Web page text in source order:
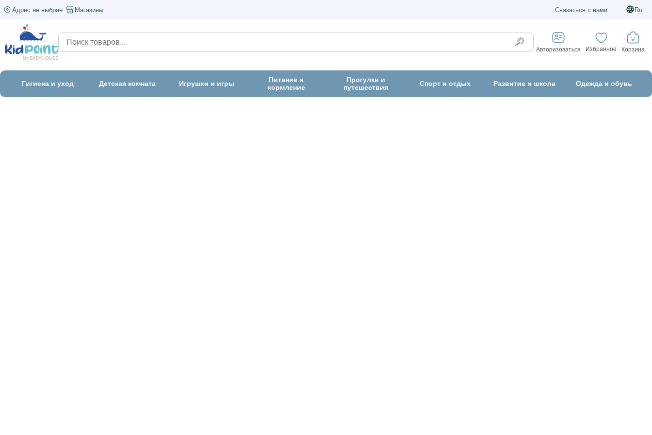
Адрес не выбран Магазины Связаться с нами Ru
Авторизоваться Избранное Корзина
Гигиена и уход Детская комната Игрушки и игры
Питание и
кормление
Прогулки и
путешествия
Спорт и отдых Развитие и школа Одежда и обувь